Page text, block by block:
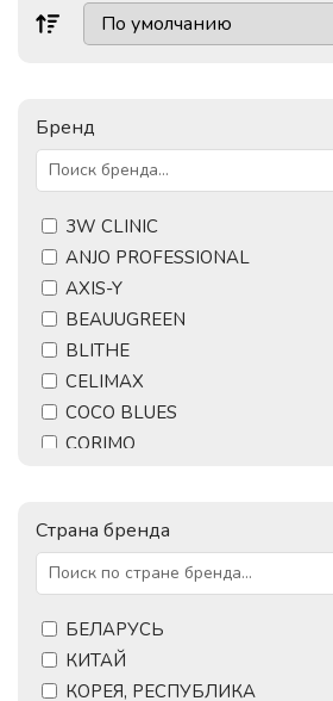
Бренд
3W CLINIC
ANJO PROFESSIONAL
AXIS-Y
BEAUUGREEN
BLITHE
CELIMAX
COCO BLUES
CORIMO
DISUNIE
DR. ALTHEA
DR. CEURACLE
DR. HEALUX
ELEMENT
ELSIEL
Страна бренда
БЕЛАРУСЬ
КИТАЙ
КОРЕЯ, РЕСПУБЛИКА